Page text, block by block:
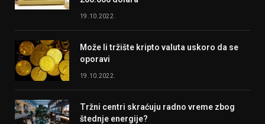
19.10.2022.
Može li tržište kripto valuta uskoro da se
oporavi
19.10.2022.
Tržni centri skraćuju radno vreme zbog
štednje energije?